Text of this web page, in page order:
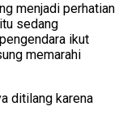
menjadi perhatian
sedang
ikut
memarahi
ditilang karena